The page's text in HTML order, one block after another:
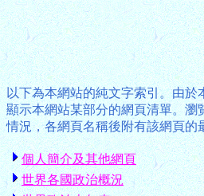
以下為本網站的純文字索引。由
顯示本網站某部分的網頁清單。
情況，各網頁名稱後附有該網頁的
個人簡介及其他網頁
世界各國政治概況